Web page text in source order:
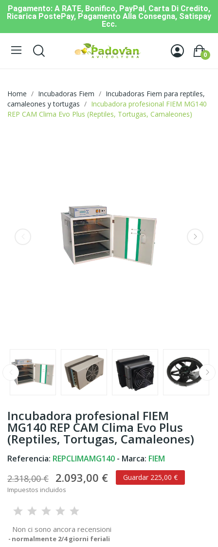
Pagamento: A RATE, Bonifico, PayPal, Carta Di Credito,
Ricarica PostePay, Pagamento Alla Consegna, Satispay
Ecc.
0
Home Incubadoras Fiem
Incubadoras Fiem para reptiles,
camaleones y tortugas
Incubadora profesional FIEM MG140
REP CAM Clima Evo Plus (Reptiles, Tortugas, Camaleones)
Incubadora profesional FIEM
MG140 REP CAM Clima Evo Plus
(Reptiles, Tortugas, Camaleones)
Referencia: REPCLIMAMG140 - Marca: FIEM
2.318,00 € 2.093,00 € Guardar 225,00 €
Impuestos incluidos
Non ci sono ancora recensioni
normalmente 2/4 giorni feriali